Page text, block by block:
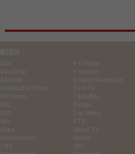
MEDIJI
Blin
24sata.hr
Alternet
Associated Press
Artforum
B92
BBC
Blic
Blinx
Bussiness.hr
CNN
e-! Online
e-novine
Empire Magazine
FaceTV
Filmofilia
Forbes
Fox News
FTV
Hayat TV
Health
HRT